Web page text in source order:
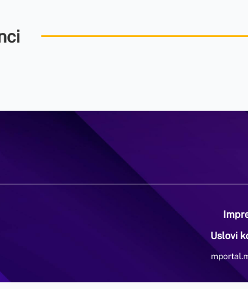
Uslovi